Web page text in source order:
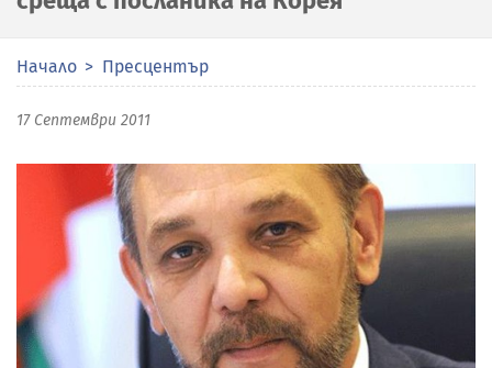
Начало Пресцентър
17 Септември 2011